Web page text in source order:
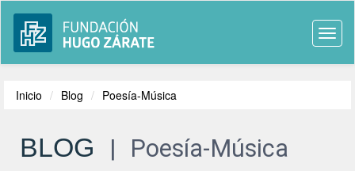
Inicio Blog Poesía-Música
BLOG | Poesía-Música